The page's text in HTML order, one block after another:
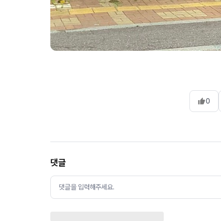
0
댓글
댓글을 입력해주세요.